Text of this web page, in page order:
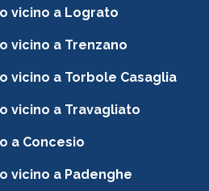
vicino a Lograto
vicino a Trenzano
vicino a Torbole Casaglia
vicino a Travagliato
a Concesio
vicino a Padenghe